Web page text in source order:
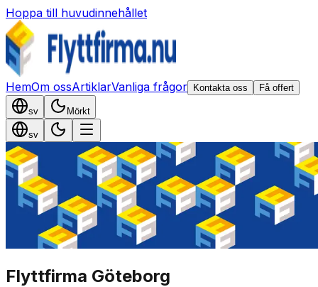
Hoppa till huvudinnehållet
HemOm ossArtiklarVanliga frågor Kontakta oss Få offert
sv Mörkt
sv
Flyttfirma Göteborg